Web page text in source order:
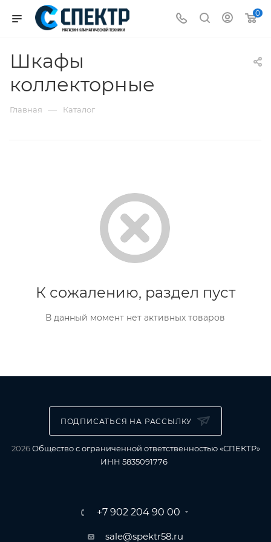
0
Шкафы
коллекторные
Главная — Каталог
К сожалению, раздел пуст
В данный момент нет активных товаров
ПОДПИСАТЬСЯ НА РАССЫЛКУ
2026Общество с ограниченной ответственностью «СПЕКТР»
ИНН 5835091776
+7 902 204 90 00
sale@spektr58.ru